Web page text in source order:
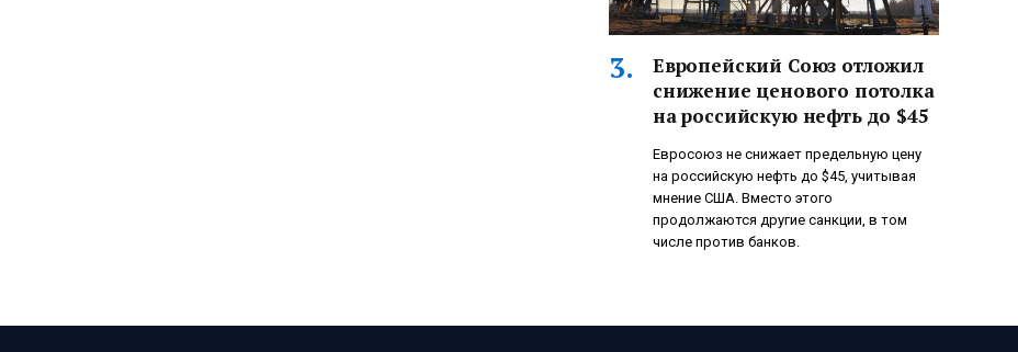
Европейский Союз отложил
снижение ценового потолка
на российскую нефть до $45
Евросоюз не снижает предельную цену
на российскую нефть до $45, учитывая
мнение США. Вместо этого
продолжаются другие санкции, в том
числе против банков.